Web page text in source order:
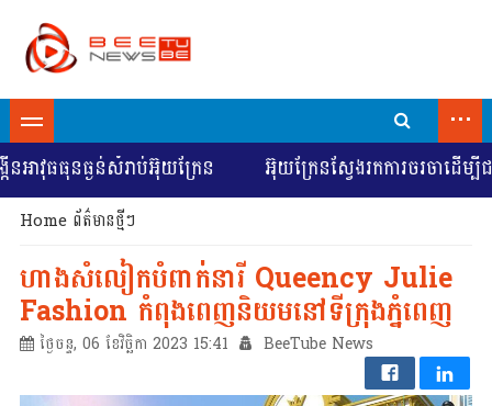
...
អ៊ុយក្រែន អ៊ុយក្រែនស្វែងរកការចរចាដើម្បីជម្លៀសមនុស្ស
Home ព័ត៌មានថ្មីៗ
ហាងសំលៀកបំពាក់នារី Queency Julie
Fashion កំពុងពេញនិយមនៅទីក្រុងភ្នំពេញ
ថ្ងៃចន្ទ, 06 ខែវិច្ឆិកា 2023 15:41 BeeTube News